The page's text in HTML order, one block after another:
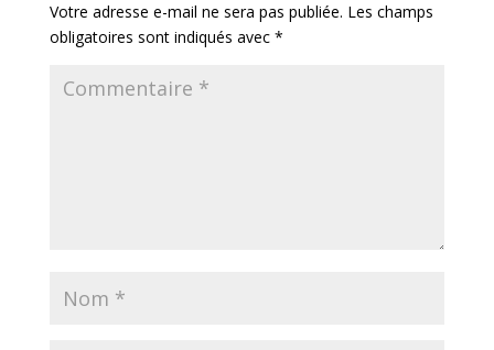
Votre adresse e-mail ne sera pas publiée. Les champs
obligatoires sont indiqués avec *